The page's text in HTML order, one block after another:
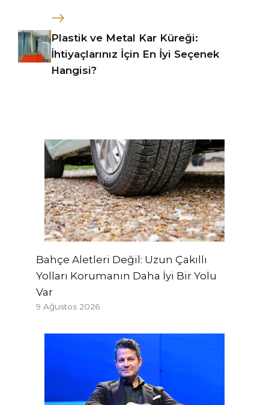
Plastik ve Metal Kar Küreği:
İhtiyaçlarınız İçin En İyi Seçenek
Hangisi?
Bahçe Aletleri Değil: Uzun Çakıllı
Yolları Korumanın Daha İyi Bir Yolu
Var
9 Ağustos 2026